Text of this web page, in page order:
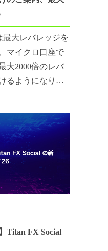
最大レバレッジを
マイクロ口座で
大2000倍のレバ
るようになりま
Titan FX Social